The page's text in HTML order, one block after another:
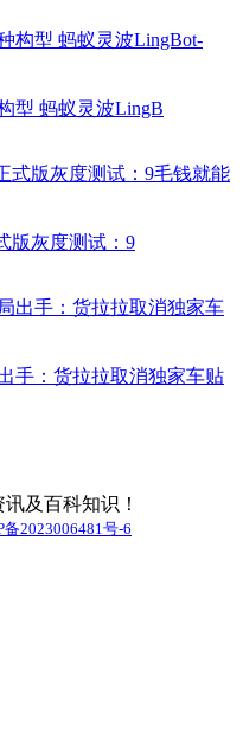
型 蚂蚁灵波LingB
版灰度测试：9
手：货拉拉取消独家车贴
及百科知识！
备2023006481号-6